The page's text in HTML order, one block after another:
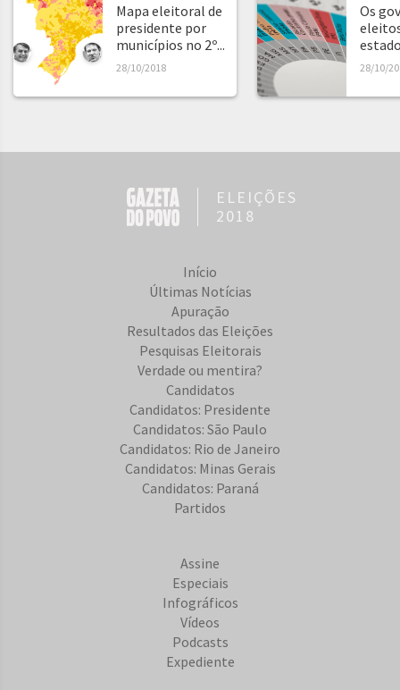
Mapa eleitoral de
presidente por
municípios no 2º...
28/10/2018
Os
28/10/
ELEIÇÕES
2018
Início
Últimas Notícias
Apuração
Resultados das Eleições
Pesquisas Eleitorais
Verdade ou mentira?
Candidatos
Candidatos: Presidente
Candidatos: São Paulo
Candidatos: Rio de Janeiro
Candidatos: Minas Gerais
Candidatos: Paraná
Partidos
Assine
Especiais
Infográficos
Vídeos
Podcasts
Expediente